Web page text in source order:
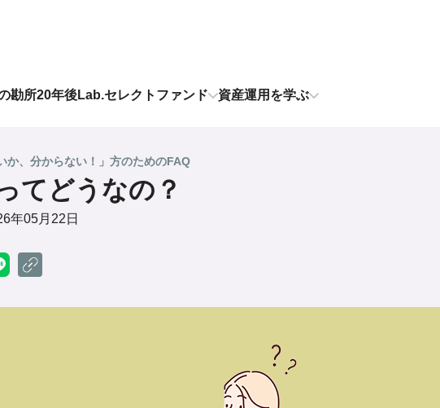
勘所20年後Lab.セレクトファンド 資産運用を学ぶ
か、分からない！」方のためのFAQ
てどうなの？
年05月22日